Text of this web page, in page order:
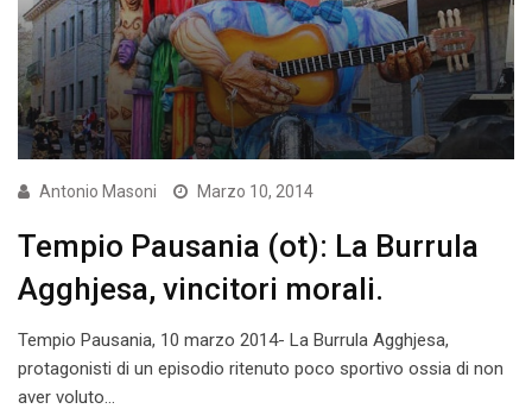
Antonio Masoni Marzo 10, 2014
Tempio Pausania (ot): La Burrula
Agghjesa, vincitori morali.
Tempio Pausania, 10 marzo 2014- La Burrula Agghjesa,
protagonisti di un episodio ritenuto poco sportivo ossia di non
aver voluto…